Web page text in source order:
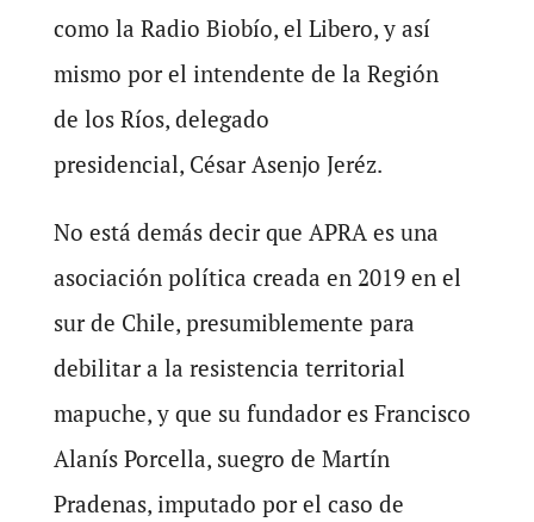
como la Radio Biobío, el Libero, y así
mismo por el intendente de la Región
de los Ríos, delegado
presidencial, César Asenjo Jeréz.
No está demás decir que APRA es una
asociación política creada en 2019 en el
sur de Chile, presumiblemente para
debilitar a la resistencia territorial
mapuche, y que su fundador es Francisco
Alanís Porcella, suegro de Martín
Pradenas, imputado por el caso de